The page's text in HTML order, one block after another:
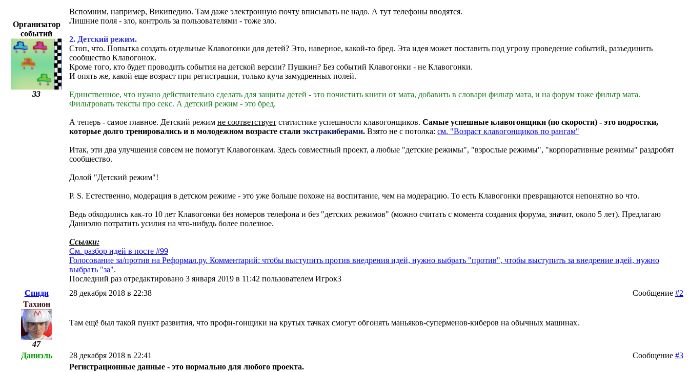
Организатор
событий
33
Вспомним, например, Википедию. Там даже электронную почту вписывать не надо. А тут телефоны вводятся.
Лишние поля - зло, контроль за пользователями - тоже зло.
2. Детский режим.
Стоп, что. Попытка создать отдельные Клавогонки для детей? Это, наверное, какой-то бред. Эта идея может поставить под угрозу проведение событий, разъединить
сообщество Клавогонок.
Кроме того, кто будет проводить события на детской версии? Пушкин? Без событий Клавогонки - не Клавогонки.
И опять же, какой еще возраст при регистрации, только куча замудренных полей.
Единственное, что нужно действительно сделать для защиты детей - это почистить книги от мата, добавить в словари фильтр мата, и на форум тоже фильтр мата.
Фильтровать тексты про секс. А детский режим - это бред.
А теперь - самое главное. Детский режим не соответствует статистике успешности клавогонщиков. Самые успешные клавогонщики (по скорости) - это подростки,
которые долго тренировались и в молодежном возрасте стали экстракиберами. Взято не с потолка: см. "Возраст клавогонщиков по рангам"
Итак, эти два улучшения совсем не помогут Клавогонкам. Здесь совместный проект, а любые "детские режимы", "взрослые режимы", "корпоративные режимы" раздробят
сообщество.
Долой "Детский режим"!
P. S. Естественно, модерация в детском режиме - это уже больше похоже на воспитание, чем на модерацию. То есть Клавогонки превращаются непонятно во что.
Ведь обходились как-то 10 лет Клавогонки без номеров телефона и без "детских режимов" (можно считать с момента создания форума, значит, около 5 лет). Предлагаю
Даниэлю потратить усилия на что-нибудь более полезное.
Ссылки:
См. разбор идей в посте #99
Голосование за/против на Реформал.ру. Комментарий: чтобы выступить против внедрения идей, нужно выбрать "против", чтобы выступить за внедрение идей, нужно
выбрать "за".
Последний раз отредактировано 3 января 2019 в 11:42 пользователем Игрок3
Спиди
Сообщение #2
28 декабря 2018 в 22:38
Тахион
47
Там ещё был такой пункт развития, что профи-гонщики на крутых тачках смогут обгонять маньяков-суперменов-киберов на обычных машинах.
Даниэль Сообщение #3
28 декабря 2018 в 22:41
Регистрационные данные - это нормально для любого проекта.